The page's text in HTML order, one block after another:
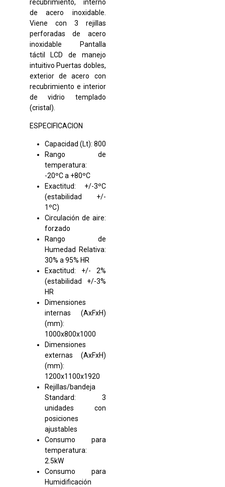
recubrimiento, interno
de acero inoxidable.
Viene con 3 rejillas
perforadas de acero
inoxidable Pantalla
táctil LCD de manejo
intuitivo Puertas dobles,
exterior de acero con
recubrimiento e interior
de vidrio templado
(cristal).
ESPECIFICACION
Capacidad (Lt): 800
Rango de
temperatura:
-20ºC a +80ºC
Exactitud: +/-3ºC
(estabilidad +/-
1ºC)
Circulación de aire:
forzado
Rango de
Humedad Relativa:
30% a 95% HR
Exactitud: +/- 2%
(estabilidad +/-3%
HR
Dimensiones
internas (AxFxH)
(mm):
1000x800x1000
Dimensiones
externas (AxFxH)
(mm):
1200x1100x1920
Rejillas/bandeja
Standard: 3
unidades con
posiciones
ajustables
Consumo para
temperatura:
2.5kW
Consumo para
Humidificación